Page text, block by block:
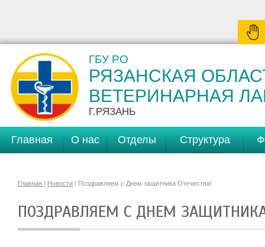
ГБУ РО
РЯЗАНСКАЯ
ВЕТЕРИНАРНАЯ
Г.РЯЗАНЬ
Главная О нас Отделы Структура
Главная / Новости / Поздравляем с Днем защитника Отечества!
ПОЗДРАВЛЯЕМ С ДНЕМ